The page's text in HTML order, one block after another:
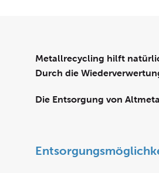
Metallrecycling hilft
Durch die
Die Entsorgung von